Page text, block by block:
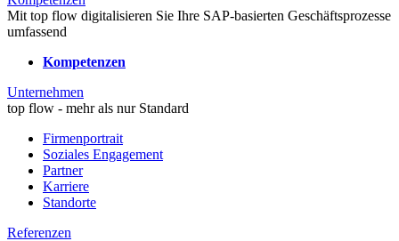
Mit top flow digitalisieren Sie Ihre SAP-basierten Geschäftsprozesse
umfassend
Kompetenzen
Unternehmen
top flow - mehr als nur Standard
Firmenportrait
Soziales Engagement
Partner
Karriere
Standorte
Referenzen